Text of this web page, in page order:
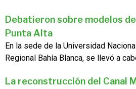
Debatieron sobre modelos
Punta Alta
En la sede de la Universidad
Regional Bahía Blanca, se llevó a
La reconstrucción del Canal